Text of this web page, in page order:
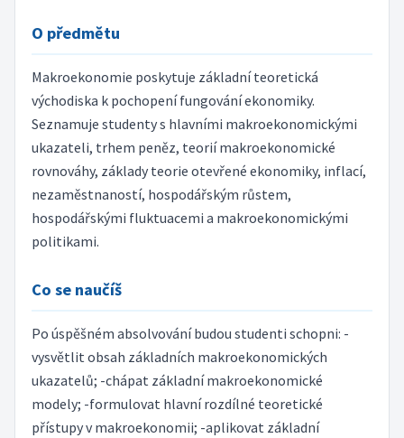
O předmětu
Makroekonomie poskytuje základní teoretická
východiska k pochopení fungování ekonomiky.
Seznamuje studenty s hlavními makroekonomickými
ukazateli, trhem peněz, teorií makroekonomické
rovnováhy, základy teorie otevřené ekonomiky, inflací,
nezaměstnaností, hospodářským růstem,
hospodářskými fluktuacemi a makroekonomickými
politikami.
Co se naučíš
Po úspěšném absolvování budou studenti schopni: -
vysvětlit obsah základních makroekonomických
ukazatelů; -chápat základní makroekonomické
modely; -formulovat hlavní rozdílné teoretické
přístupy v makroekonomii; -aplikovat základní